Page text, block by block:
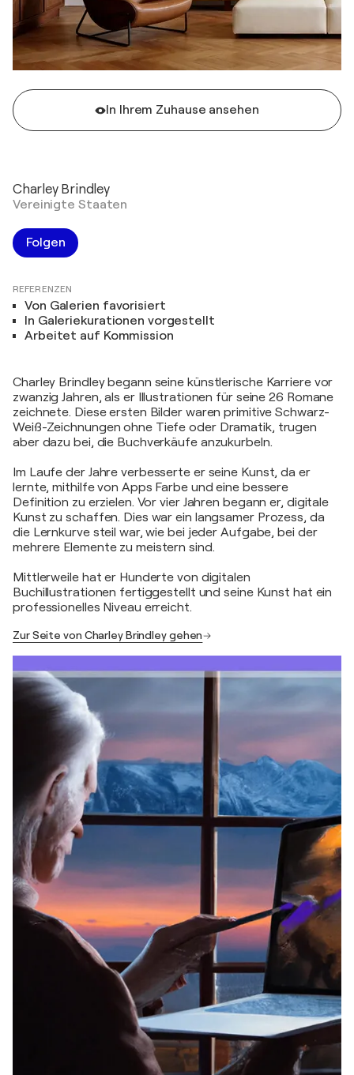
In Ihrem Zuhause ansehen
Charley Brindley
Vereinigte Staaten
Folgen
REFERENZEN
Von Galerien favorisiert
In Galeriekurationen vorgestellt
Arbeitet auf Kommission
Charley Brindley begann seine künstlerische Karriere vor
zwanzig Jahren, als er Illustrationen für seine 26 Romane
zeichnete. Diese ersten Bilder waren primitive Schwarz-
Weiß-Zeichnungen ohne Tiefe oder Dramatik, trugen
aber dazu bei, die Buchverkäufe anzukurbeln.
Im Laufe der Jahre verbesserte er seine Kunst, da er
lernte, mithilfe von Apps Farbe und eine bessere
Definition zu erzielen. Vor vier Jahren begann er, digitale
Kunst zu schaffen. Dies war ein langsamer Prozess, da
die Lernkurve steil war, wie bei jeder Aufgabe, bei der
mehrere Elemente zu meistern sind.
Mittlerweile hat er Hunderte von digitalen
Buchillustrationen fertiggestellt und seine Kunst hat ein
professionelles Niveau erreicht.
Zur Seite von Charley Brindley gehen